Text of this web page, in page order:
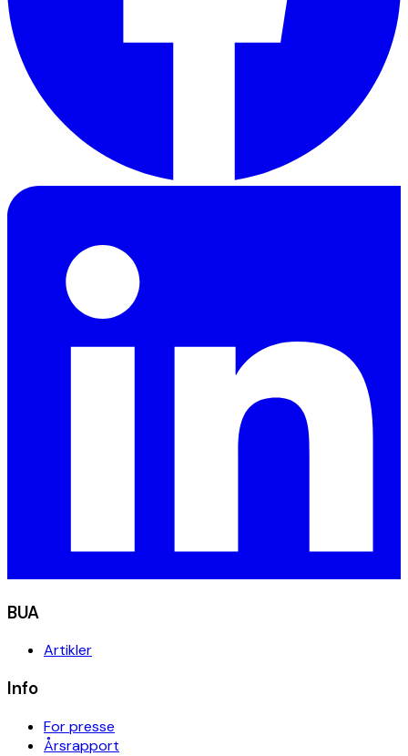
BUA
Artikler
Info
For presse
Årsrapport